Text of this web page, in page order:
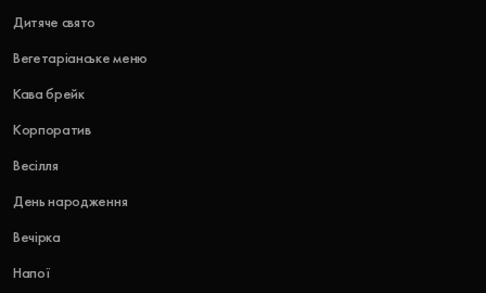
Дитяче свято
Вегетаріанське меню
Кава брейк
Корпоратив
Весілля
День народження
Вечірка
Напої